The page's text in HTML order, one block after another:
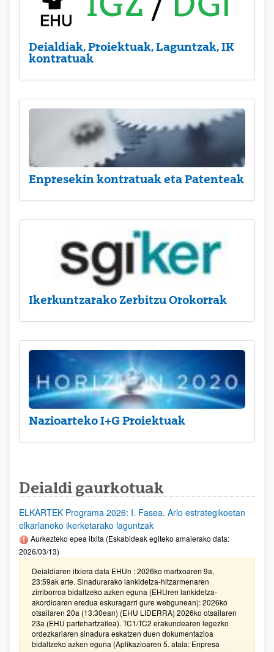
Deialdiak, Proiektuak, Laguntzak, IK
kontratuak
Enpresekin kontratuak eta Patenteak
Ikerkuntzarako Zerbitzu Orokorrak
Nazioarteko I+G Proiektuak
Deialdi gaurkotuak
ELKARTEK Programa 2026: I. Fasea. Arlo estrategikoetan
elkarlaneko ikerketarako laguntzak
Aurkezteko epea itxita (Eskabideak egiteko amaierako data:
2026/03/13)
Deialdiaren itxiera data EHUn : 2026ko martxoaren 9a,
23:59ak arte. Sinadurarako lankidetza-hitzarmenaren
zirriborroa bidaltzeko azken eguna (EHUren lankidetza-
akordioaren eredua eskuragarri gure webgunean): 2026ko
otsailaren 20a (13:30ean) (EHU LIDERRA) 2026ko otsailaren
23a (EHU partehartzailea). TC1/TC2 erakundearen legezko
ordezkariaren sinadura eskatzen duen dokumentazioa
bidaltzeko azken eguna (Aplikazioaren 5. atala: Enpresa